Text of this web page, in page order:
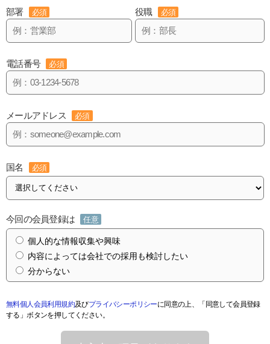
部署 必須 役職 必須
電話番号 必須
メールアドレス 必須
国名 必須
今回の会員登録は 任意
個人的な情報収集や興味
内容によっては会社での採用も検討したい
分からない
無料個人会員利用規約及びプライバシーポリシーに同意の上、「同意して会員登録
する」ボタンを押してください。